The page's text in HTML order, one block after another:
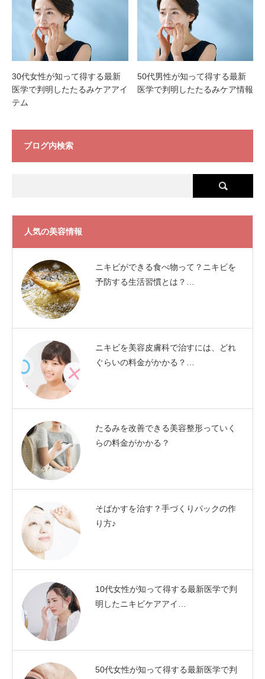
30代女性が知って得する最新
医学で判明したたるみケアアイ
テム
50代男性が知って得する最新
医学で判明したたるみケア情報
ブログ内検索
人気の美容情報
ニキビができる食べ物って？ニキビを
予防する生活習慣とは？…
ニキビを美容皮膚科で治すには、どれ
ぐらいの料金がかかる？…
たるみを改善できる美容整形っていく
らの料金がかかる？
そばかすを治す？手づくりパックの作
り方♪
10代女性が知って得する最新医学で判
明したニキビケアアイ…
50代女性が知って得する最新医学で判